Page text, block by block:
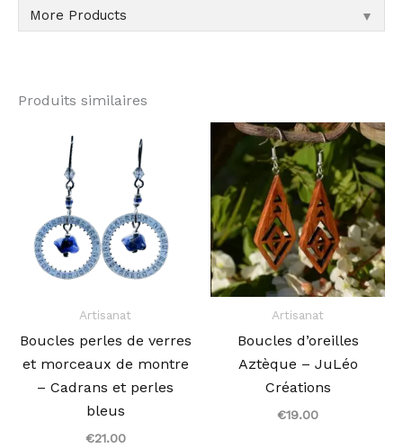
More Products ▼
Produits similaires
Artisanat
Boucles perles de verres
et morceaux de montre
– Cadrans et perles
bleus
€21.00
Artisanat
Boucles d’oreilles
Aztèque – JuLéo
Créations
€19.00